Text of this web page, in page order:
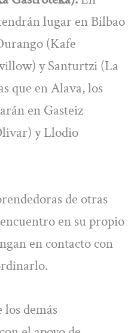
lugar en Bilbao
(Kafe
y Santurtzi (La
que en Alava, los
en Gasteiz
y Llodio
de otras
en su propio
en contacto con
demás